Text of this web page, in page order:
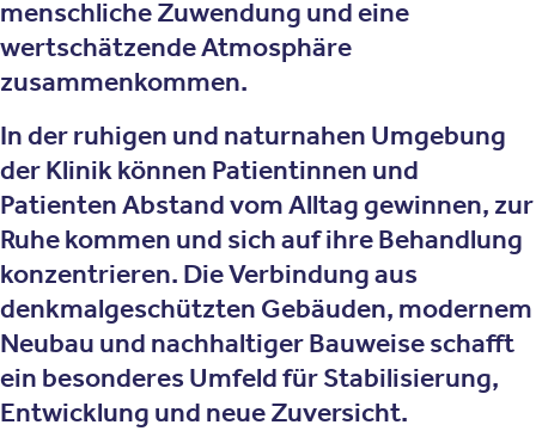
menschliche Zuwendung und eine
wertschätzende Atmosphäre
zusammenkommen.
In der ruhigen und naturnahen Umgebung
der Klinik können Patientinnen und
Patienten Abstand vom Alltag gewinnen, zur
Ruhe kommen und sich auf ihre Behandlung
konzentrieren. Die Verbindung aus
denkmalgeschützten Gebäuden, modernem
Neubau und nachhaltiger Bauweise schafft
ein besonderes Umfeld für Stabilisierung,
Entwicklung und neue Zuversicht.